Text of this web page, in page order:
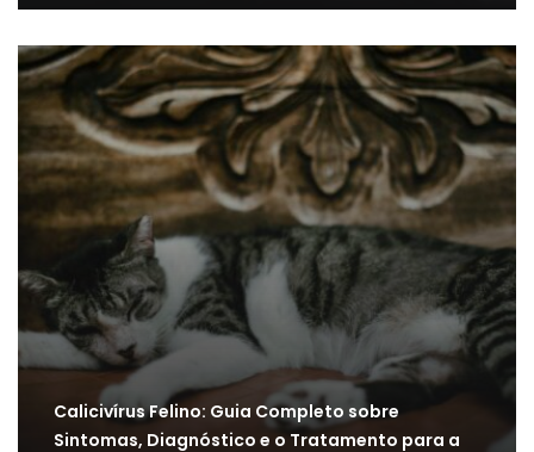
Calicivírus Felino: Guia Completo sobre
Sintomas, Diagnóstico e o Tratamento para a